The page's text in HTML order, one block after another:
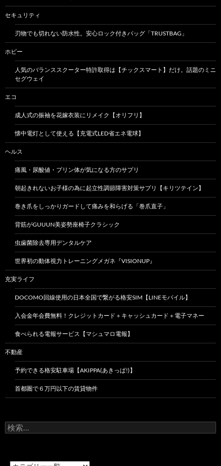
セキュリティ
刃物でも切れない防水性。安心ロック付きバッグ「TRUSTBAG」
ホビー
人気のバランススクーター特許取得は【チックスマート】だけ。話題のミニ
セグウェイ
エコ
成人式の振袖を花嫁衣装にリメイク【オリフリ】
懐中電灯として使える【充電式LED省エネ電球】
ヘルス
痛風・尿酸値・プリン体が気になる方のサプリ
朝起きれないお子様の為に起立性調節障害対策サプリ【キリツテイン】
巻き爪をしっかりガードして痛みを和らげる「巻爪直子」
背筋がGUUUN美姿勢座椅子クラシック
虫歯菌除去専用デンタルケア
世界初の動体視力トレーニングメガネ『VISIONUP』
充実ライフ
DOCOMO回線使用の日本全国で繋がる格安SIM【LINEモバイル】
入会金年会費無料！クレジットカード＋キャッシュカード＋電子マネー
食べられる電報サービス【マシュマロ電報】
不動産
予約できる格安駐車場【AKIPPA(あきっぱ!)】
首都圏で６万円以下の賃貸物件
検
索: